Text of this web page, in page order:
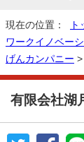
現在の位置：
ワークイノベー
げんカンパニー
有限会社湖